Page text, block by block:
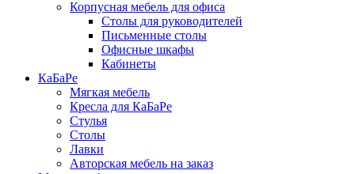
Корпусная мебель для офиса
Столы для руководителей
Письменные столы
Офисные шкафы
Кабинеты
КаБаРе
Мягкая мебель
Кресла для КаБаРе
Стулья
Столы
Лавки
Авторская мебель на заказ